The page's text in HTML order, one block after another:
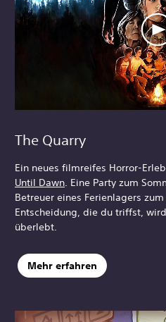
The Quarry
Ein neues filmreifes Horror-
Until Dawn. Eine Party zum
Betreuer eines Ferienlagers
Entscheidung, die du triffst,
überlebt.
Mehr erfahren